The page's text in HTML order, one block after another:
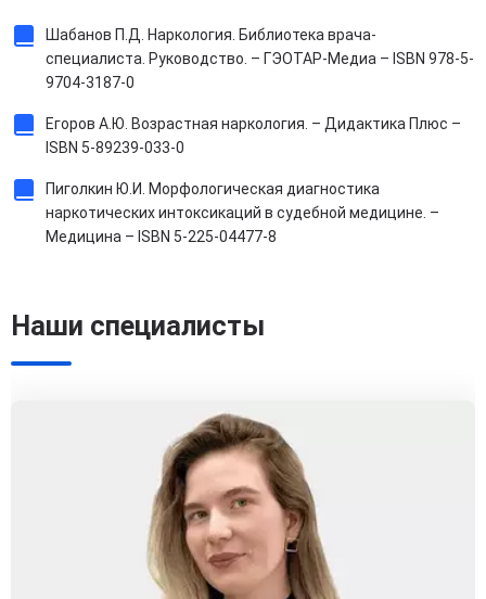
Шабанов П.Д. Наркология. Библиотека врача-
специалиста. Руководство. – ГЭОТАР-Медиа – ISBN 978-5-
9704-3187-0
Егоров А.Ю. Возрастная наркология. – Дидактика Плюс –
ISBN 5-89239-033-0
Пиголкин Ю.И. Морфологическая диагностика
наркотических интоксикаций в судебной медицине. –
Медицина – ISBN 5-225-04477-8
Наши специалисты